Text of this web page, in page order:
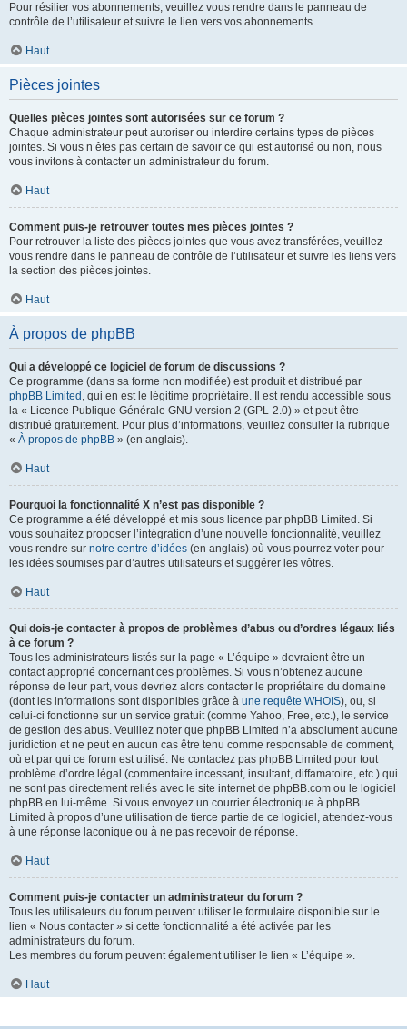
Pour résilier vos abonnements, veuillez vous rendre dans le panneau de
contrôle de l’utilisateur et suivre le lien vers vos abonnements.
Haut
Pièces jointes
Quelles pièces jointes sont autorisées sur ce forum ?
Chaque administrateur peut autoriser ou interdire certains types de pièces
jointes. Si vous n’êtes pas certain de savoir ce qui est autorisé ou non, nous
vous invitons à contacter un administrateur du forum.
Haut
Comment puis-je retrouver toutes mes pièces jointes ?
Pour retrouver la liste des pièces jointes que vous avez transférées, veuillez
vous rendre dans le panneau de contrôle de l’utilisateur et suivre les liens vers
la section des pièces jointes.
Haut
À propos de phpBB
Qui a développé ce logiciel de forum de discussions ?
Ce programme (dans sa forme non modifiée) est produit et distribué par
phpBB Limited , qui en est le légitime propriétaire. Il est rendu accessible sous
la « Licence Publique Générale GNU version 2 (GPL-2.0) » et peut être
distribué gratuitement. Pour plus d’informations, veuillez consulter la rubrique
« À propos de phpBB » (en anglais).
Haut
Pourquoi la fonctionnalité X n’est pas disponible ?
Ce programme a été développé et mis sous licence par phpBB Limited. Si
vous souhaitez proposer l’intégration d’une nouvelle fonctionnalité, veuillez
vous rendre sur notre centre d’idées (en anglais) où vous pourrez voter pour
les idées soumises par d’autres utilisateurs et suggérer les vôtres.
Haut
Qui dois-je contacter à propos de problèmes d’abus ou d’ordres légaux liés
à ce forum ?
Tous les administrateurs listés sur la page « L’équipe » devraient être un
contact approprié concernant ces problèmes. Si vous n’obtenez aucune
réponse de leur part, vous devriez alors contacter le propriétaire du domaine
(dont les informations sont disponibles grâce à une requête WHOIS), ou, si
celui-ci fonctionne sur un service gratuit (comme Yahoo, Free, etc.), le service
de gestion des abus. Veuillez noter que phpBB Limited n’a absolument aucune
juridiction et ne peut en aucun cas être tenu comme responsable de comment,
où et par qui ce forum est utilisé. Ne contactez pas phpBB Limited pour tout
problème d’ordre légal (commentaire incessant, insultant, diffamatoire, etc.) qui
ne sont pas directement reliés avec le site internet de phpBB.com ou le logiciel
phpBB en lui-même. Si vous envoyez un courrier électronique à phpBB
Limited à propos d’une utilisation de tierce partie de ce logiciel, attendez-vous
à une réponse laconique ou à ne pas recevoir de réponse.
Haut
Comment puis-je contacter un administrateur du forum ?
Tous les utilisateurs du forum peuvent utiliser le formulaire disponible sur le
lien « Nous contacter » si cette fonctionnalité a été activée par les
administrateurs du forum.
Les membres du forum peuvent également utiliser le lien « L’équipe ».
Haut